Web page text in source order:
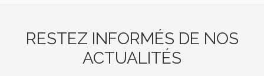
RESTEZ INFORMÉS DE NOS
ACTUALITÉS